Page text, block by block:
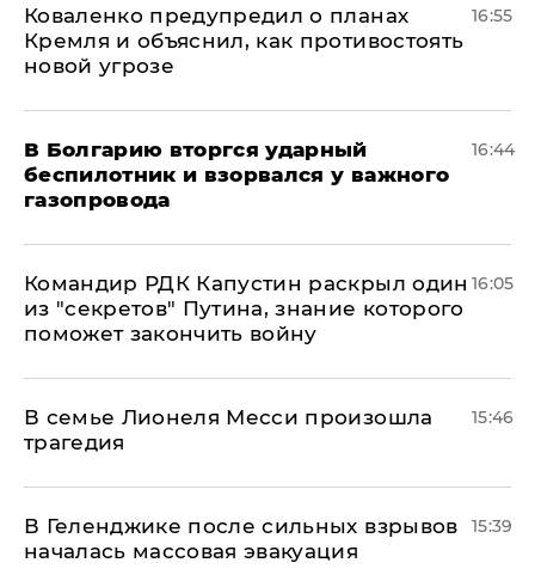
Коваленко предупредил о планах
Кремля и объяснил, как противостоять
новой угрозе
16:55
В Болгарию вторгся ударный
беспилотник и взорвался у важного
газопровода
16:44
Командир РДК Капустин раскрыл один
из "секретов" Путина, знание которого
поможет закончить войну
16:05
В семье Лионеля Месси произошла
трагедия
15:46
В Геленджике после сильных взрывов
началась массовая эвакуация
15:39